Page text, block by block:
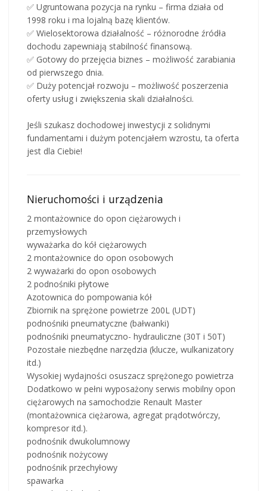
✅ Ugruntowana pozycja na rynku – firma działa od
1998 roku i ma lojalną bazę klientów.
✅ Wielosektorowa działalność – różnorodne źródła
dochodu zapewniają stabilność finansową.
✅ Gotowy do przejęcia biznes – możliwość zarabiania
od pierwszego dnia.
✅ Duży potencjał rozwoju – możliwość poszerzenia
oferty usług i zwiększenia skali działalności.
Jeśli szukasz dochodowej inwestycji z solidnymi
fundamentami i dużym potencjałem wzrostu, ta oferta
jest dla Ciebie!
Nieruchomości i urządzenia
2 montażownice do opon ciężarowych i
przemysłowych
wyważarka do kół ciężarowych
2 montażownice do opon osobowych
2 wyważarki do opon osobowych
2 podnośniki płytowe
Azotownica do pompowania kół
Zbiornik na sprężone powietrze 200L (UDT)
podnośniki pneumatyczne (bałwanki)
podnośniki pneumatyczno- hydrauliczne (30T i 50T)
Pozostałe niezbędne narzędzia (klucze, wulkanizatory
itd.)
Wysokiej wydajności osuszacz sprężonego powietrza
Dodatkowo w pełni wyposażony serwis mobilny opon
ciężarowych na samochodzie Renault Master
(montażownica ciężarowa, agregat prądotwórczy,
kompresor itd.).
podnośnik dwukolumnowy
podnośnik nożycowy
podnośnik przechyłowy
spawarka